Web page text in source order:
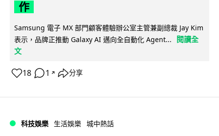
作
Samsung 電子 MX 部門顧客體驗辦公室主管兼副總裁 Jay Kim
表示，品牌正推動 Galaxy AI 邁向全自動化 Agent...
閱讀全
文
18 1 ↗ 分享
科技娛樂 生活娛樂 城中熱話